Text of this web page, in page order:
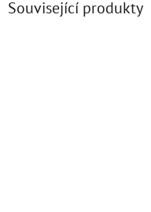
Související produkty